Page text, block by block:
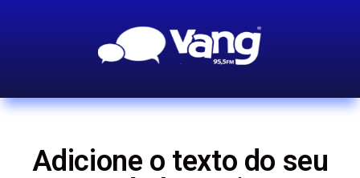
Adicione o texto do seu